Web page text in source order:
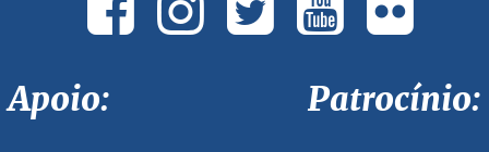
Apoio: Patrocínio: